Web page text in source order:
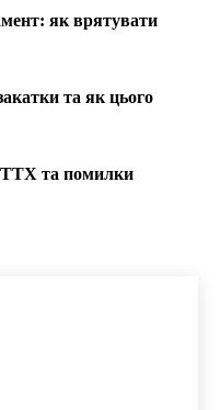
як врятувати
та як цього
ТТХ та помилки